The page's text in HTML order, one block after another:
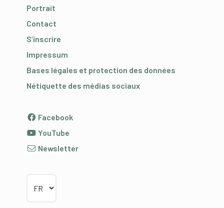
Portrait
Contact
S’inscrire
Impressum
Bases légales et protection des données
Nétiquette des médias sociaux
Facebook
YouTube
Newsletter